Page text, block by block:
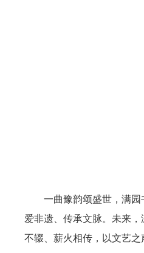
一曲豫韵颂盛世，满
爱非遗、传承文脉。未来
不辍、薪火相传，以文艺之